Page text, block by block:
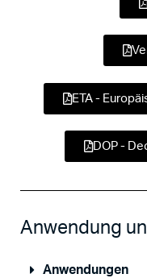
ETA -
DOP -
Anwendung
Anwendungen